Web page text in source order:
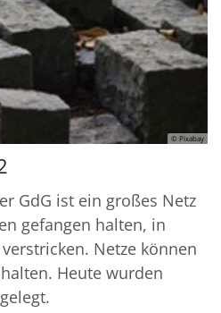
© Pixabay
GdG ist ein großes Netz
gefangen halten, in
Netze können
Heute wurden